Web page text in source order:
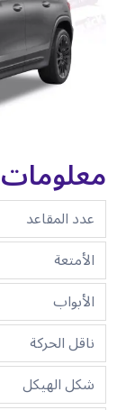
عدد المقاعد
الأمتعة
الأبواب
ناقل الحركة
شكل الهيكل